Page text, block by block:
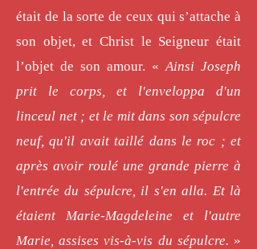
était de la sorte de ceux qui s’attache à
son objet, et Christ le Seigneur était
l’objet de son amour. «Ainsi Joseph
prit le corps, et l'enveloppa d'un
linceul net ; et le mit dans son sépulcre
neuf, qu'il avait taillé dans le roc ; et
après avoir roulé une grande pierre à
l'entrée du sépulcre, il s'en alla. Et là
étaient Marie-Magdeleine et l'autre
Marie, assises vis-à-vis du sépulcre. »